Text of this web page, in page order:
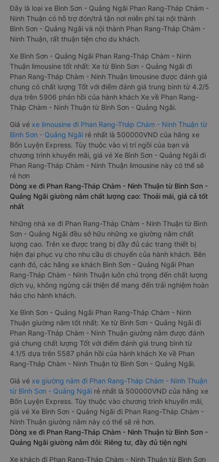
Đây là loại xe Bình Sơn - Quảng Ngãi Phan Rang-Tháp Chàm -
Ninh Thuận có hỗ trợ đón/trả tận nơi miễn phí tại nội thành
Bình Sơn - Quảng Ngãi và nội thành Phan Rang-Tháp Chàm -
Ninh Thuận, rất thuận tiện cho du khách.
Xe Bình Sơn - Quảng Ngãi Phan Rang-Tháp Chàm - Ninh
Thuận limousine tốt nhất: Xe từ Bình Sơn - Quảng Ngãi đi
Phan Rang-Tháp Chàm - Ninh Thuận limousine được đánh giá
chung có chất lượng Tốt với điểm đánh giá trung bình từ 4.2/5
dựa trên 5906 phản hồi của hành khách Xe về Phan Rang-
Tháp Chàm - Ninh Thuận từ Bình Sơn - Quảng Ngãi.
Giá vé xe limousine đi Phan Rang-Tháp Chàm - Ninh Thuận từ
Bình Sơn - Quảng Ngãi rẻ nhất là 500000VND của hãng xe
Bốn Luyện Express. Tùy thuộc vào vị trí ngồi của bạn và
chương trình khuyến mãi, giá vé Xe Bình Sơn - Quảng Ngãi đi
Phan Rang-Tháp Chàm - Ninh Thuận limousine này có thể sẽ
rẻ hơn
Dòng xe đi Phan Rang-Tháp Chàm - Ninh Thuận từ Bình Sơn -
Quảng Ngãi giường nằm chất lượng cao: Thoải mái, giá cả tốt
nhất
Những nhà xe đi Phan Rang-Tháp Chàm - Ninh Thuận từ Bình
Sơn - Quảng Ngãi đều sở hữu những xe giường nằm chất
lượng cao. Trên xe được trang bị đầy đủ các trang thiết bị
hiện đại phục vụ cho nhu cầu di chuyển của hành khách. Bên
cạnh đó, các hãng xe khách Bình Sơn - Quảng Ngãi Phan
Rang-Tháp Chàm - Ninh Thuận luôn chú trọng đến chất lượng
dịch vụ, không ngừng cải thiện để mang đến trải nghiệm hoàn
hảo cho hành khách.
Xe Bình Sơn - Quảng Ngãi Phan Rang-Tháp Chàm - Ninh
Thuận giường nằm tốt nhất: Xe từ Bình Sơn - Quảng Ngãi đi
Phan Rang-Tháp Chàm - Ninh Thuận giường nằm được đánh
giá chung chất lượng Tốt với điểm đánh giá trung bình từ
4.1/5 dựa trên 5587 phản hồi của hành khách Xe về Phan
Rang-Tháp Chàm - Ninh Thuận từ Bình Sơn - Quảng Ngãi.
Giá vé xe giường nằm đi Phan Rang-Tháp Chàm - Ninh Thuận
từ Bình Sơn - Quảng Ngãi rẻ nhất là 500000VND của hãng xe
Bốn Luyện Express. Tùy thuộc vào chương trình khuyến mãi,
giá vé Xe Bình Sơn - Quảng Ngãi đi Phan Rang-Tháp Chàm -
Ninh Thuận giường nằm này có thể sẽ rẻ hơn.
Dòng xe đi Phan Rang-Tháp Chàm - Ninh Thuận từ Bình Sơn -
Quảng Ngãi giường nằm đôi: Riêng tư, đầy đủ tiện nghi
Xe khách đi Phan Rang-Tháp Chàm - Ninh Thuận từ Bình Sơn